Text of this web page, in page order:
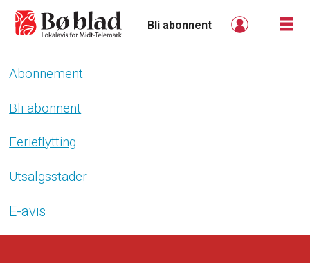
Bli abonnent
Bli
abonnent
boblad
Abonnement
Bli abonnent
Ferieflytting
Utsalgsstader
E-avis